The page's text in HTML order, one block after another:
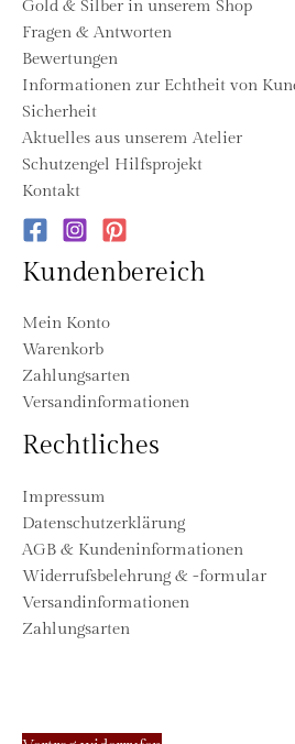
Gold & Silber in unserem Shop
Fragen & Antworten
Bewertungen
Informationen zur Echtheit von
Sicherheit
Aktuelles aus unserem Atelier
Schutzengel Hilfsprojekt
Kontakt
Kundenbereich
Mein Konto
Warenkorb
Zahlungsarten
Versandinformationen
Rechtliches
Impressum
Datenschutzerklärung
AGB & Kundeninformationen
Widerrufsbelehrung & -formular
Versandinformationen
Zahlungsarten